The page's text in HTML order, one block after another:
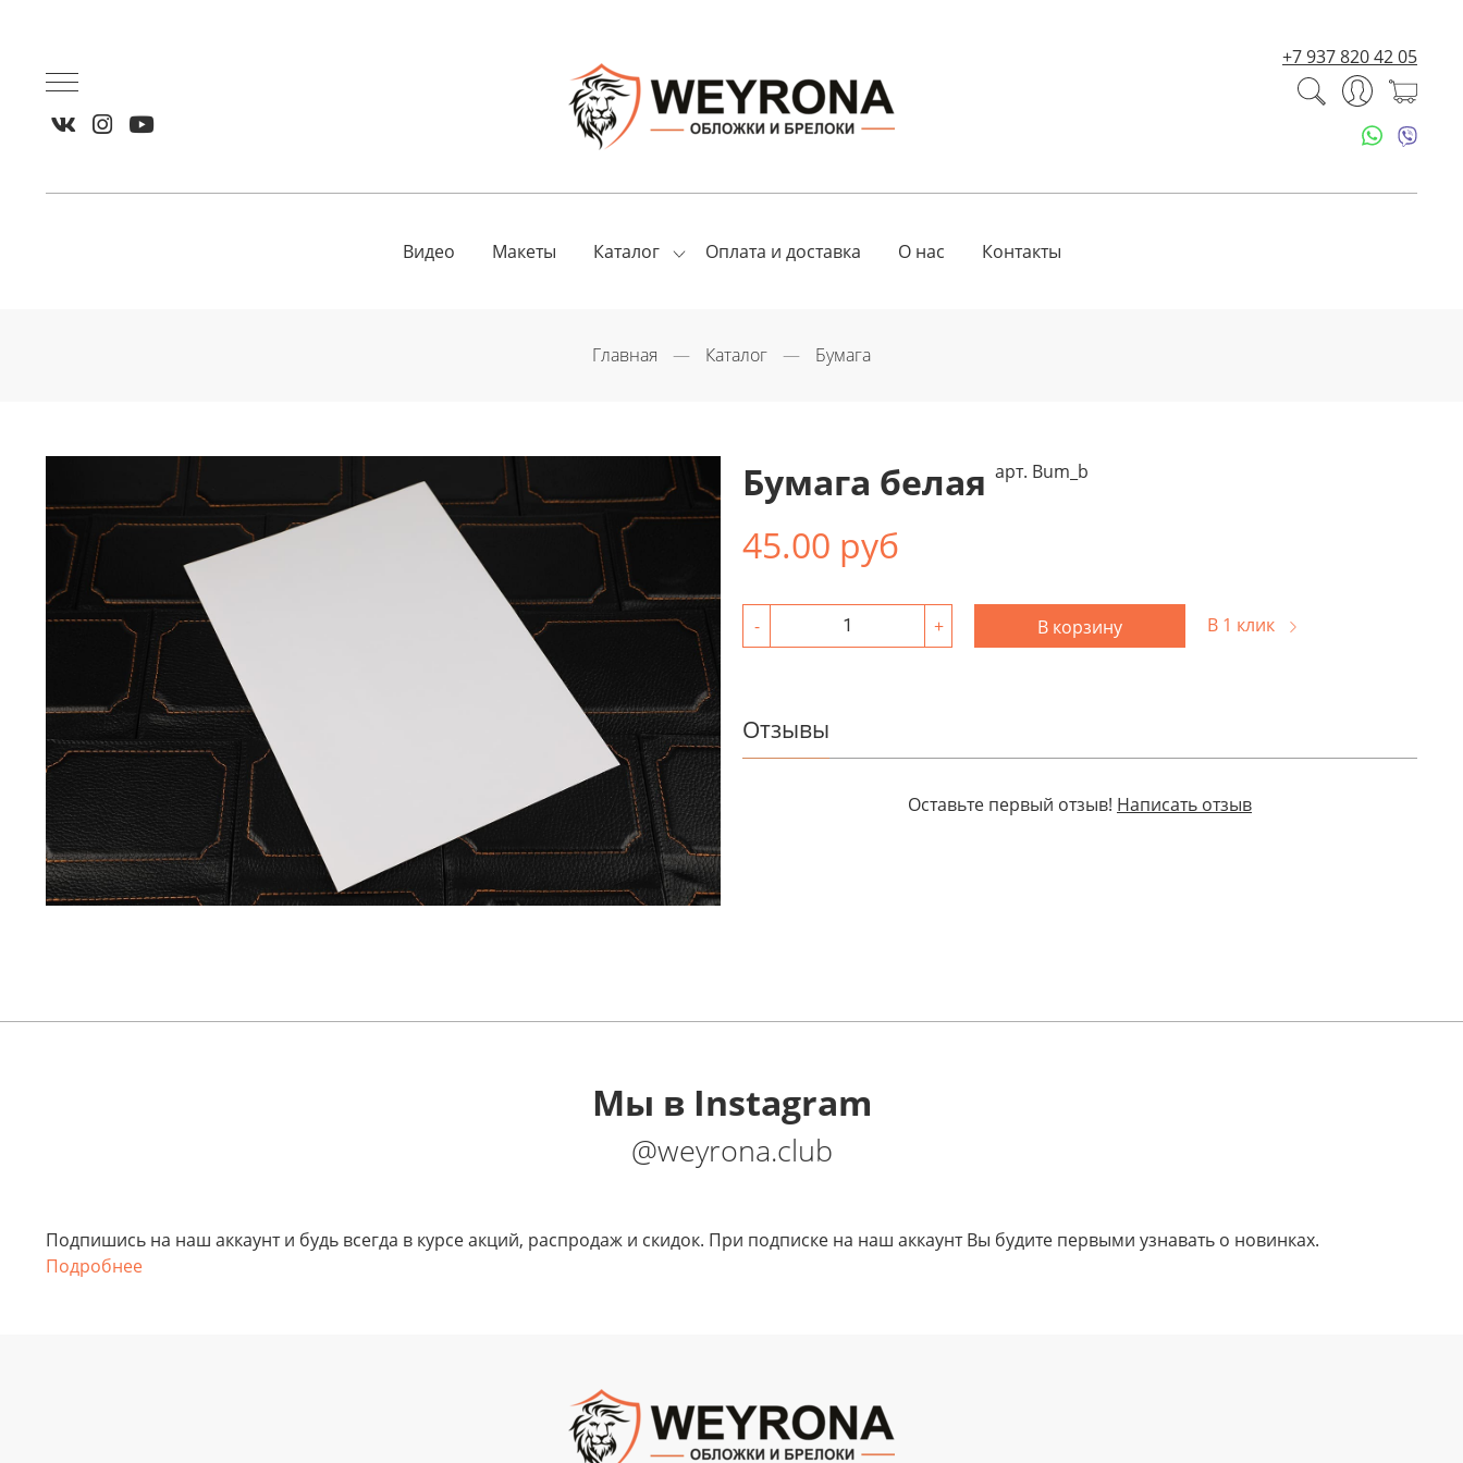
+7 937 820 42 05
Видео Макеты Каталог Оплата и доставка О нас Контакты
Главная Каталог Бумага
Бумага белая арт. Bum_b
45.00 руб
- + В корзину В 1 клик
Отзывы
Оставьте первый отзыв! Написать отзыв
Мы в Instagram
@weyrona.club
Подпишись на наш аккаунт и будь всегда в курсе акций, распродаж и скидок. При подписке на наш аккаунт Вы будите первыми узнавать о новинках.
Подробнее